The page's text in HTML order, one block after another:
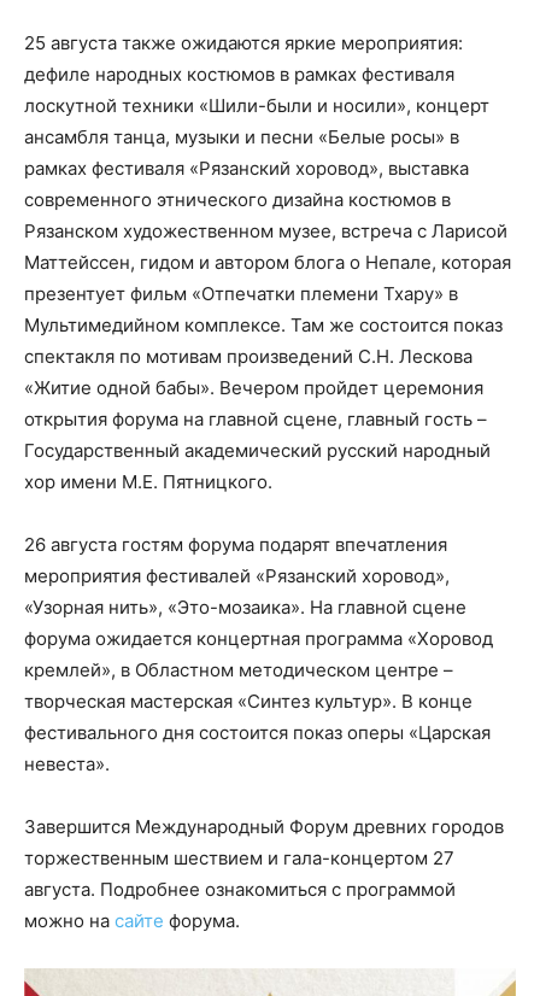
25 августа также ожидаются яркие мероприятия:
дефиле народных костюмов в рамках фестиваля
лоскутной техники «Шили-были и носили», концерт
ансамбля танца, музыки и песни «Белые росы» в
рамках фестиваля «Рязанский хоровод», выставка
современного этнического дизайна костюмов в
Рязанском художественном музее, встреча с Ларисой
Маттейссен, гидом и автором блога о Непале, которая
презентует фильм «Отпечатки племени Тхару» в
Мультимедийном комплексе. Там же состоится показ
спектакля по мотивам произведений С.Н. Лескова
«Житие одной бабы». Вечером пройдет церемония
открытия форума на главной сцене, главный гость –
Государственный академический русский народный
хор имени М.Е. Пятницкого.
26 августа гостям форума подарят впечатления
мероприятия фестивалей «Рязанский хоровод»,
«Узорная нить», «Это-мозаика». На главной сцене
форума ожидается концертная программа «Хоровод
кремлей», в Областном методическом центре –
творческая мастерская «Синтез культур». В конце
фестивального дня состоится показ оперы «Царская
невеста».
Завершится Международный Форум древних городов
торжественным шествием и гала-концертом 27
августа. Подробнее ознакомиться с программой
можно на сайте форума.